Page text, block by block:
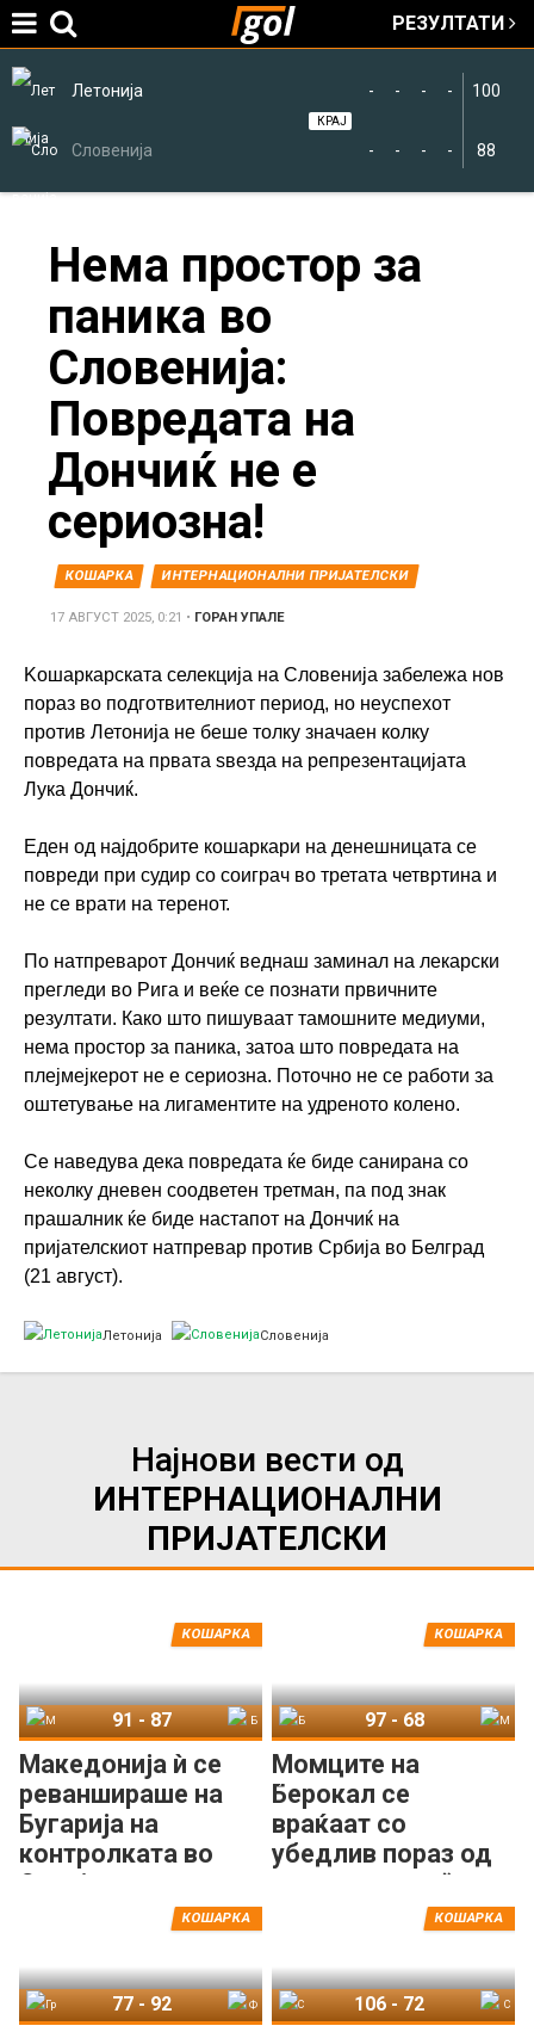
РЕЗУЛТАТИ
Летонија
Словенија
100
88
-
-
-
-
-
-
-
-
КРАЈ
here
Нема простор за
паника во
Словенија:
Повредата на
Дончиќ не е
сериозна!
КОШАРКА ИНТЕРНАЦИОНАЛНИ ПРИЈАТЕЛСКИ
17 АВГУСТ 2025, 0:21 • ГОРАН УПАЛЕ
Koшаркарската селекција на Словенија забележа нов
пораз во подготвителниот период, но неуспехот
против Летонија не беше толку значаен колку
повредата на првата ѕвезда на репрезентацијата
Лука Дончиќ.
Еден од најдобрите кошаркари на денешницата се
повреди при судир со соиграч во третата четвртина и
не се врати на теренот.
По натпреварот Дончиќ веднаш заминал на лекарски
прегледи во Рига и веќе се познати првичните
резултати. Како што пишуваат тамошните медиуми,
нема простор за паника, затоа што повредата на
плејмејкерот не е сериозна. Поточно не се работи за
оштетување на лигаментите на удреното колено.
Се наведува дека повредата ќе биде санирана со
неколку дневен соодветен третман, па под знак
прашалник ќе биде настапот на Дончиќ на
пријателскиот натпревар против Србија во Белград
(21 август).
Летонија Словенија
Најнови вести од
ИНТЕРНАЦИОНАЛНИ
ПРИЈАТЕЛСКИ
Македонија ѝ се
реваншираше на
Бугарија на
контролката во
Скопје
КОШАРКА
91 - 87
Момците на
Берокал се
враќаат со
убедлив пораз од
„контролката“ со
КОШАРКА
97 - 68
КОШАРКА
77-92
КОШАРКА
106-72